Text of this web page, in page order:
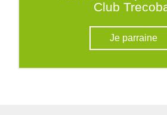
Club
Je parraine